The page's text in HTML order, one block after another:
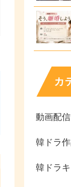
カ
動画配
韓ドラ
韓ドラ